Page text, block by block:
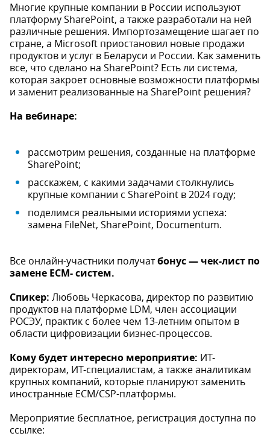
Многие крупные компании в России используют
платформу SharePoint, а также разработали на ней
различные решения. Импортозамещение шагает по
стране, а Microsoft приостановил новые продажи
продуктов и услуг в Беларуси и России. Как заменить
все, что сделано на SharePoint? Есть ли система,
которая закроет основные возможности платформы
и заменит реализованные на SharePoint решения?
На вебинаре:
рассмотрим решения, созданные на платформе
SharePoint;
расскажем, с какими задачами столкнулись
крупные компании с SharePoint в 2024 году;
поделимся реальными историями успеха:
замена FileNet, SharePoint, Documentum.
Все онлайн-участники получатбонус — чек-лист по
замене ECM- систем.
Спикер: Любовь Черкасова, директор по развитию
продуктов на платформе LDM, член ассоциации
РОСЭУ, практик с более чем 13-летним опытом в
области цифровизации бизнес-процессов.
Кому будет интересно мероприятие: ИТ-
директорам, ИТ-специалистам, а также аналитикам
крупных компаний, которые планируют заменить
иностранные ECM/CSP-платформы.
Мероприятие бесплатное, регистрация доступна по
ссылке: